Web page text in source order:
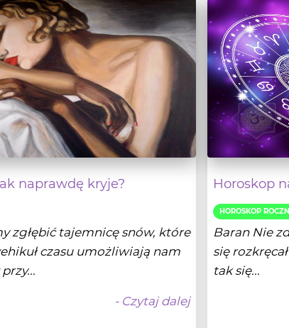
naprawdę kryje?
zgłębić tajemnicę snów, które
czasu umożliwiają nam
- Czytaj dalej
Horoskop
HOROSKOP
Baran Nie
się
tak się...